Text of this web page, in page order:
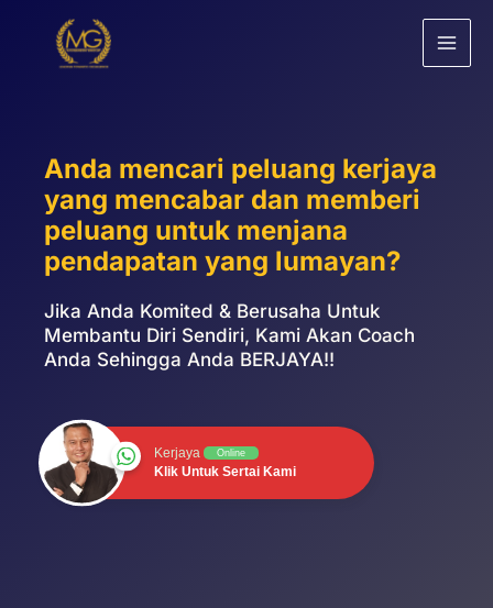
Anda mencari peluang kerjaya
yang mencabar dan memberi
peluang untuk menjana
pendapatan yang lumayan?
Jika Anda Komited & Berusaha Untuk
Membantu Diri Sendiri, Kami Akan Coach
Anda Sehingga Anda BERJAYA!!
Kerjaya Online
Klik Untuk Sertai Kami